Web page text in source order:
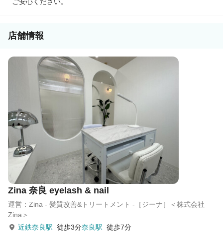
店舗情報
Zina 奈良 eyelash & nail
運営：Zina - 髪質改善&トリートメント -［ジーナ］＜株式会社
Zina＞
近鉄奈良駅 徒歩3分奈良駅 徒歩7分